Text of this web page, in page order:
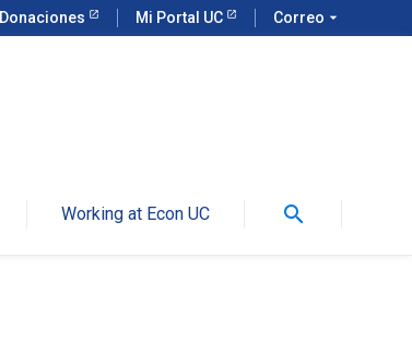
Donaciones Mi Portal UC Correo arrow_drop_down
Working at Econ UC search